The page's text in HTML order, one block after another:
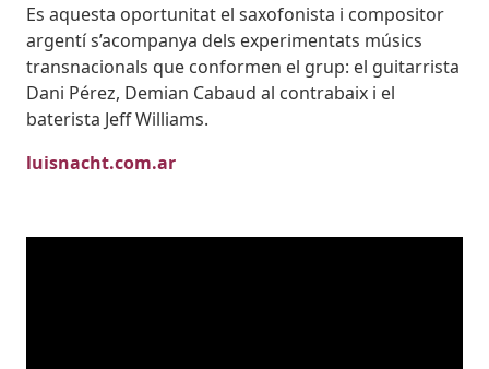
Es aquesta oportunitat el saxofonista i compositor
argentí s’acompanya dels experimentats músics
transnacionals que conformen el grup: el guitarrista
Dani Pérez, Demian Cabaud al contrabaix i el
baterista Jeff Williams.
luisnacht.com.ar